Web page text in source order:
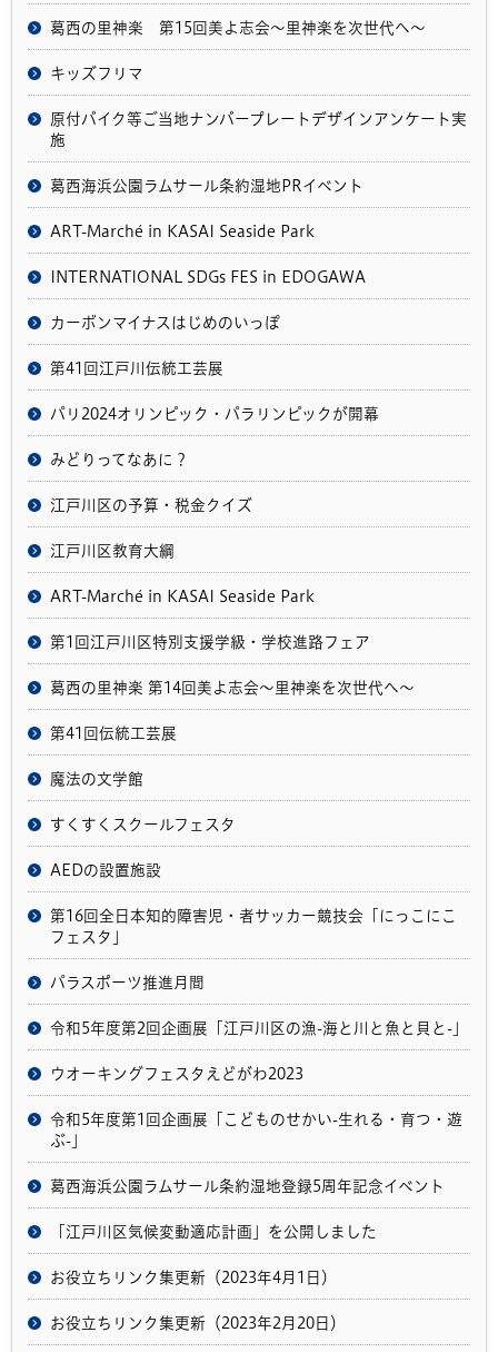
葛西の里神楽 第15回美よ志会～里神楽を次世代へ～
キッズフリマ
原付バイク等ご当地ナンバープレートデザインアンケート実
施
葛西海浜公園ラムサール条約湿地PRイベント
ART-Marché in KASAI Seaside Park
INTERNATIONAL SDGs FES in EDOGAWA
カーボンマイナスはじめのいっぽ
第41回江戸川伝統工芸展
パリ2024オリンピック・パラリンピックが開幕
みどりってなあに？
江戸川区の予算・税金クイズ
江戸川区教育大綱
ART-Marché in KASAI Seaside Park
第1回江戸川区特別支援学級・学校進路フェア
葛西の里神楽 第14回美よ志会～里神楽を次世代へ～
第41回伝統工芸展
魔法の文学館
すくすくスクールフェスタ
AEDの設置施設
第16回全日本知的障害児・者サッカー競技会「にっこにこ
フェスタ」
パラスポーツ推進月間
令和5年度第2回企画展「江戸川区の漁-海と川と魚と貝と-」
ウオーキングフェスタえどがわ2023
令和5年度第1回企画展「こどものせかい-生れる・育つ・遊
ぶ-」
葛西海浜公園ラムサール条約湿地登録5周年記念イベント
「江戸川区気候変動適応計画」を公開しました
お役立ちリンク集更新（2023年4月1日）
お役立ちリンク集更新（2023年2月20日）